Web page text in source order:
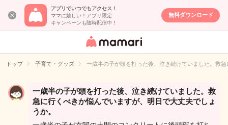
アプリでいつでもアクセス！
ママに嬉しい！アプリ限定
キャンペーンも随時配信中！
無料ダウンロード
女性専用匿名QA
イト
トップ 子育て・グッズ 一歳半の子が頭を打った後、泣き続けていました。救
一歳半の子が頭を打った後、泣き続けていました。救
急に行くべきか悩んでいますが、明日で大丈夫でしょ
うか。